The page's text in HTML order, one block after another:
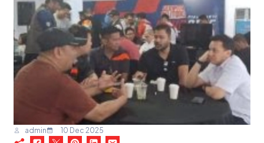
admin 10 Dec 2025